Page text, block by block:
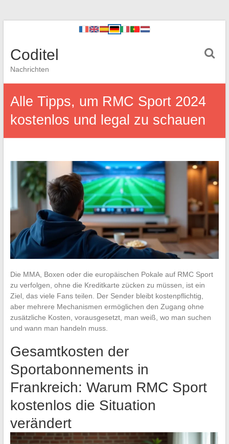
Coditel
Nachrichten
Alle Tipps, um RMC Sport 2024
kostenlos und legal zu schauen
Die MMA, Boxen oder die europäischen Pokale auf RMC Sport
zu verfolgen, ohne die Kreditkarte zücken zu müssen, ist ein
Ziel, das viele Fans teilen. Der Sender bleibt kostenpflichtig,
aber mehrere Mechanismen ermöglichen den Zugang ohne
zusätzliche Kosten, vorausgesetzt, man weiß, wo man suchen
und wann man handeln muss.
Gesamtkosten der
Sportabonnements in
Frankreich: Warum RMC Sport
kostenlos die Situation
verändert